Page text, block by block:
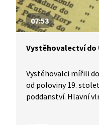
07:53
Vystěhovalectví do
Vystěhovalci mířili
od poloviny 19.
poddanství. Hlavní